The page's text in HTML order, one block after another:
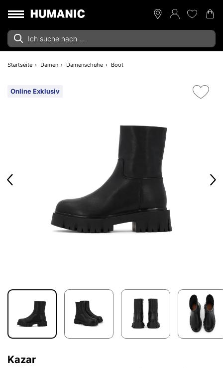
Startseite Damen Damenschuhe Boot
Online Exklusiv
Kazar